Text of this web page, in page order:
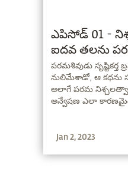
ఎపిసోడ్ 01 -
ఐదవ తలను
తీసేశాడు?
పరమశివుడు సృష్టికర్త
నులిమేశాడో, ఆ కథను
అలాగే పరమ
అన్వేషణ ఎలా
Jan 2, 2023